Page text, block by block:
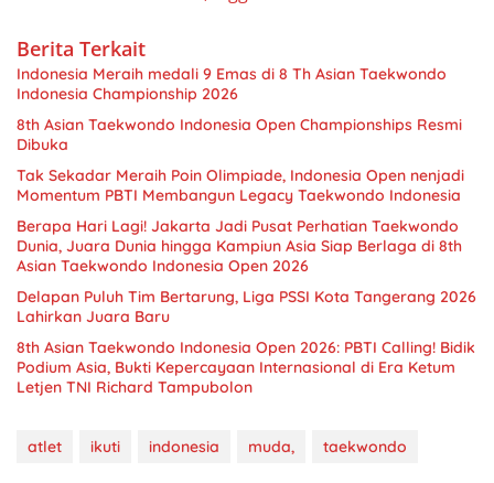
Berita Terkait
Indonesia Meraih medali 9 Emas di 8 Th Asian Taekwondo
Indonesia Championship 2026
8th Asian Taekwondo Indonesia Open Championships Resmi
Dibuka
Tak Sekadar Meraih Poin Olimpiade, Indonesia Open nenjadi
Momentum PBTI Membangun Legacy Taekwondo Indonesia
Berapa Hari Lagi! Jakarta Jadi Pusat Perhatian Taekwondo
Dunia, Juara Dunia hingga Kampiun Asia Siap Berlaga di 8th
Asian Taekwondo Indonesia Open 2026
Delapan Puluh Tim Bertarung, Liga PSSI Kota Tangerang 2026
Lahirkan Juara Baru
8th Asian Taekwondo Indonesia Open 2026: PBTI Calling! Bidik
Podium Asia, Bukti Kepercayaan Internasional di Era Ketum
Letjen TNI Richard Tampubolon
atlet ikuti indonesia muda, taekwondo